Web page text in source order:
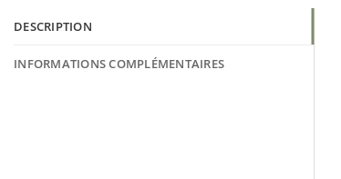
DESCRIPTION
INFORMATIONS COMPLÉMENTAIRES